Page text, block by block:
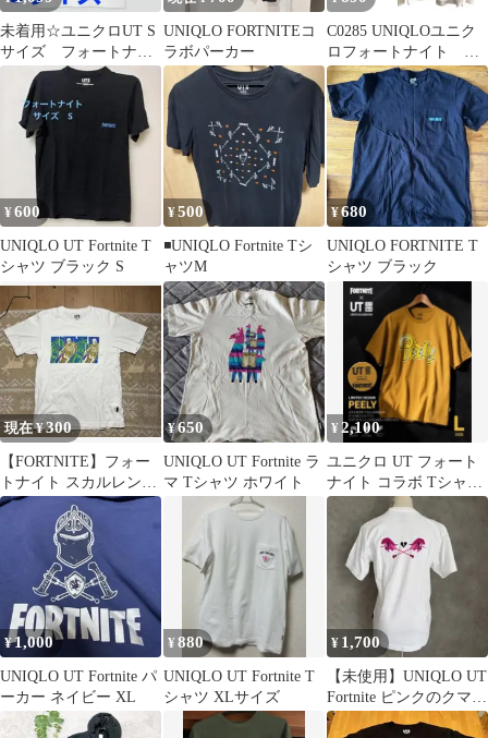
未着用☆ユニクロUT S
サイズ フォートナイ
ト ピンクマ
UNIQLO FORTNITEコ
ラボパーカー
C0285 UNIQLOユニク
ロフォートナイト ゲ
ーム トレーナー大き
めL
¥600
UNIQLO UT Fortnite T
シャツ ブラック S
¥500
◾️UNIQLO Fortnite Tシ
ャツM
¥680
UNIQLO FORTNITE T
シャツ ブラック
現在 ¥300
【FORTNITE】フォー
トナイト スカルレンジ
ャー T シャツ(XS) 古着
¥650
UNIQLO UT Fortnite ラ
マ Tシャツ ホワイト
¥ 2,100
ユニクロ UT フォート
ナイト コラボ Tシャツ
黄色 L 【新品未使用】
¥1,000
UNIQLO UT Fortnite パ
ーカー ネイビー XL
¥880
UNIQLO UT Fortnite T
シャツ XLサイズ
¥ 1,700
【未使用】UNIQLO UT
Fortnite ピンクのクマち
ゃんTシャツ S